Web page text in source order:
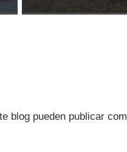
blog pueden publicar